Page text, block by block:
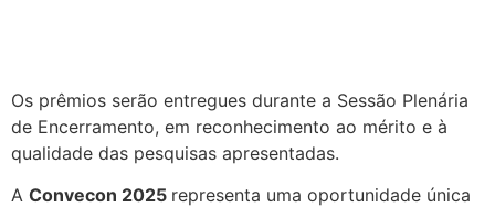
Os prêmios serão entregues durante a Sessão Plenária
de Encerramento, em reconhecimento ao mérito e à
qualidade das pesquisas apresentadas.
A Convecon 2025 representa uma oportunidade única